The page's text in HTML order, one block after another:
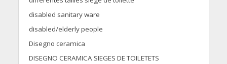
disabled sanitary ware
disabled/elderly people
Disegno ceramica
DISEGNO CERAMICA SIEGES DE TOILETETS